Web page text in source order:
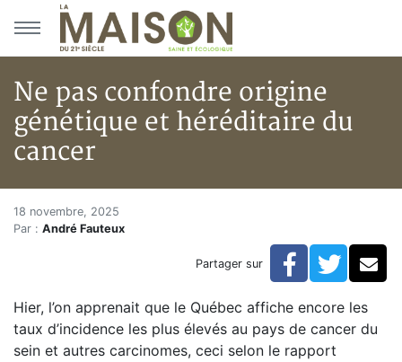
Aller au menu principal
Aller au contenu principal
Ne pas confondre origine
génétique et héréditaire du
cancer
Accueil
Articles
Ne pas confondre origine génétique et héréditaire du
Ne pas confondre origine
18 novembre, 2025
Par : André Fauteux
Partager sur Facebook
Hier, l’on apprenait que le Québec affiche encore les
taux d’incidence les plus élevés au pays de cancer du
sein et autres carcinomes, ceci selon le rapport